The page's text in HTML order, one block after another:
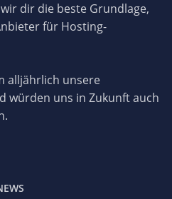
dir die beste Grundlage,
für Hosting-
alljährlich unsere
würden uns in Zukunft auch